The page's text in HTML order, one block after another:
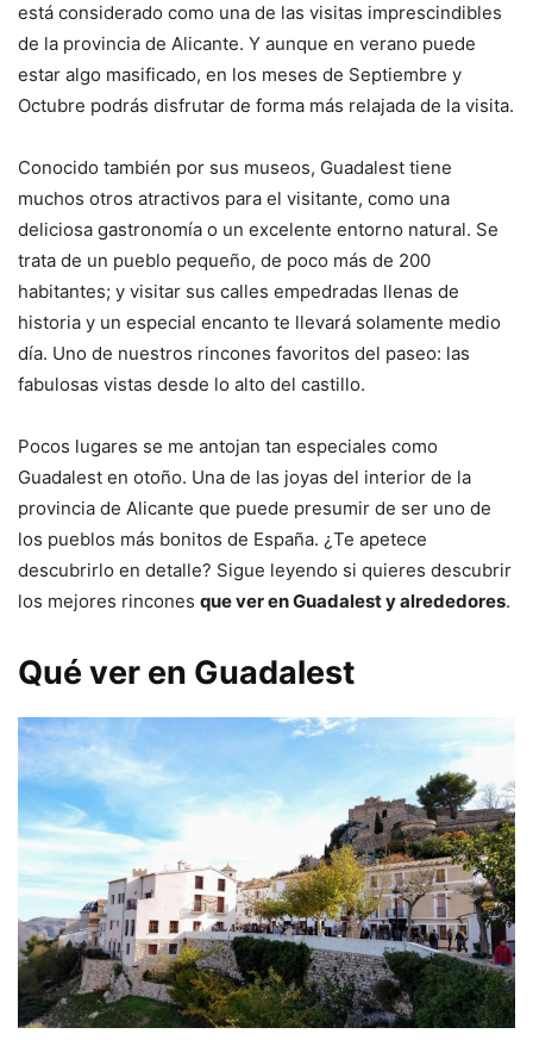
está considerado como una de las visitas imprescindibles
de la provincia de Alicante. Y aunque en verano puede
estar algo masificado, en los meses de Septiembre y
Octubre podrás disfrutar de forma más relajada de la visita.
Conocido también por sus museos, Guadalest tiene
muchos otros atractivos para el visitante, como una
deliciosa gastronomía o un excelente entorno natural. Se
trata de un pueblo pequeño, de poco más de 200
habitantes; y visitar sus calles empedradas llenas de
historia y un especial encanto te llevará solamente medio
día. Uno de nuestros rincones favoritos del paseo: las
fabulosas vistas desde lo alto del castillo.
Pocos lugares se me antojan tan especiales como
Guadalest en otoño. Una de las joyas del interior de la
provincia de Alicante que puede presumir de ser uno de
los pueblos más bonitos de España. ¿Te apetece
descubrirlo en detalle? Sigue leyendo si quieres descubrir
los mejores rincones que ver en Guadalest y alrededores.
Qué ver en Guadalest